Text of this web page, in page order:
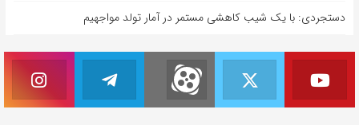
دستجردی: با یک شیب کاهشی مستمر در آمار تولد مواجهیم